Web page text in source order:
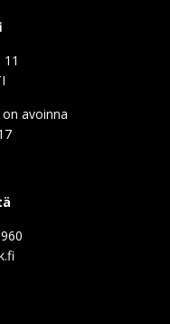
avoinna